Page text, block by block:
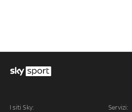
I siti Sky: Servizi: